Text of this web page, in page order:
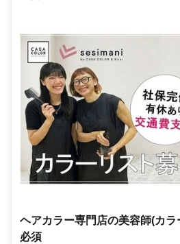
ヘアカラー専門店の美容師(カ
必須